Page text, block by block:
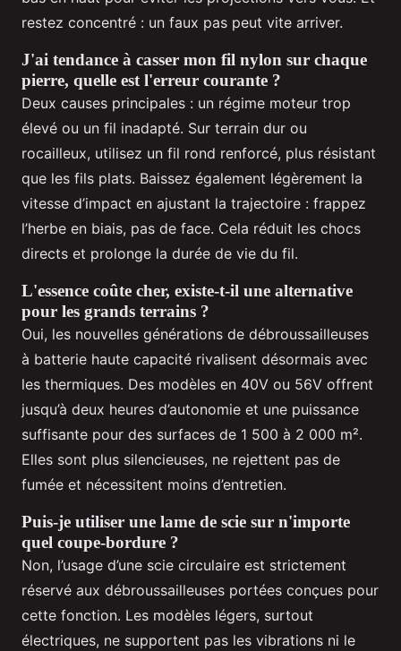
restez concentré : un faux pas peut vite arriver.
J'ai tendance à casser mon fil nylon sur chaque
pierre, quelle est l'erreur courante ?
Deux causes principales : un régime moteur trop
élevé ou un fil inadapté. Sur terrain dur ou
rocailleux, utilisez un fil rond renforcé, plus résistant
que les fils plats. Baissez également légèrement la
vitesse d’impact en ajustant la trajectoire : frappez
l’herbe en biais, pas de face. Cela réduit les chocs
directs et prolonge la durée de vie du fil.
L'essence coûte cher, existe-t-il une alternative
pour les grands terrains ?
Oui, les nouvelles générations de débroussailleuses
à batterie haute capacité rivalisent désormais avec
les thermiques. Des modèles en 40V ou 56V offrent
jusqu’à deux heures d’autonomie et une puissance
suffisante pour des surfaces de 1 500 à 2 000 m².
Elles sont plus silencieuses, ne rejettent pas de
fumée et nécessitent moins d’entretien.
Puis-je utiliser une lame de scie sur n'importe
quel coupe-bordure ?
Non, l’usage d’une scie circulaire est strictement
réservé aux débroussailleuses portées conçues pour
cette fonction. Les modèles légers, surtout
électriques, ne supportent pas les vibrations ni le